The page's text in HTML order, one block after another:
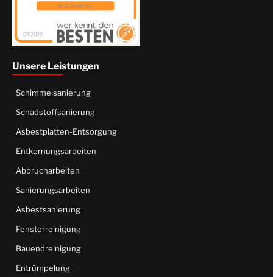
Unsere Leistungen
Schimmelsanierung
Schadstoffsanierung
Asbestplatten-Entsorgung
Entkernungsarbeiten
Abbrucharbeiten
Sanierungsarbeiten
Asbestsanierung
Fensterreinigung
Bauendreinigung
Entrümpelung